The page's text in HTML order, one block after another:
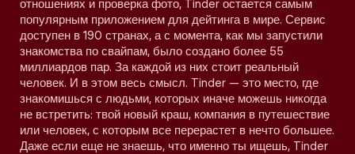
отношениях и проверка фото, Tinder остается самым
популярным приложением для дейтинга в мире. Сервис
доступен в 190 странах, а с момента, как мы запустили
знакомства по свайпам, было создано более 55
миллиардов пар. За каждой из них стоит реальный
человек. И в этом весь смысл. Tinder — это место, где
знакомишься с людьми, которых иначе можешь никогда
не встретить: твой новый краш, компания в путешествие
или человек, с которым все перерастет в нечто большее.
Даже если еще не знаешь, что именно ты ищешь, Tinder